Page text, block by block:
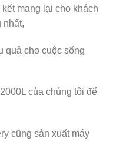
kết mang lại cho khách
nhất,
quả cho cuộc sống
của chúng tôi để
cũng sản xuất máy